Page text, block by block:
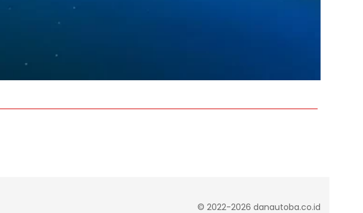
© 2022-2026 danautoba.co.id